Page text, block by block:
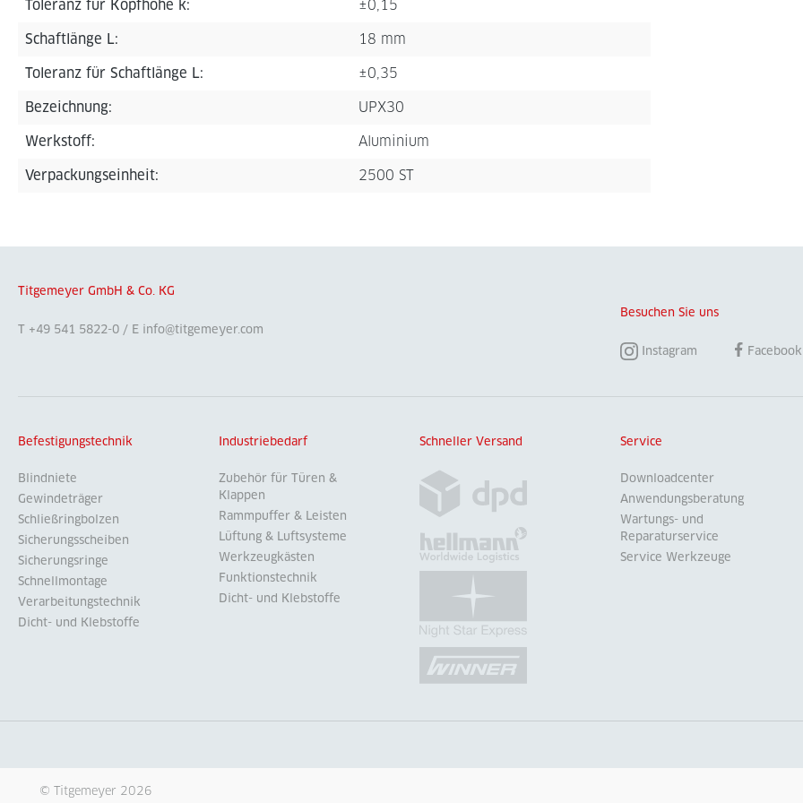
Toleranz für Kopfhöhe k: ±0,15
Schaftlänge L: 18 mm
Toleranz für Schaftlänge L: ±0,35
Bezeichnung: UPX30
Werkstoff: Aluminium
Verpackungseinheit: 2500 ST
Titgemeyer GmbH & Co. KG
T +49 541 5822-0 / E info@titgemeyer.com
Besuchen Sie uns
Instagram Facebook
Befestigungstechnik
Blindniete
Gewindeträger
Schließringbolzen
Sicherungsscheiben
Sicherungsringe
Schnellmontage
Verarbeitungstechnik
Dicht- und Klebstoffe
Industriebedarf
Zubehör für Türen &
Klappen
Rammpuffer & Leisten
Lüftung & Luftsysteme
Werkzeugkästen
Funktionstechnik
Dicht- und Klebstoffe
Schneller Versand Service
Downloadcenter
Anwendungsberatung
Wartungs- und
Reparaturservice
Service Werkzeuge
© Titgemeyer 2026